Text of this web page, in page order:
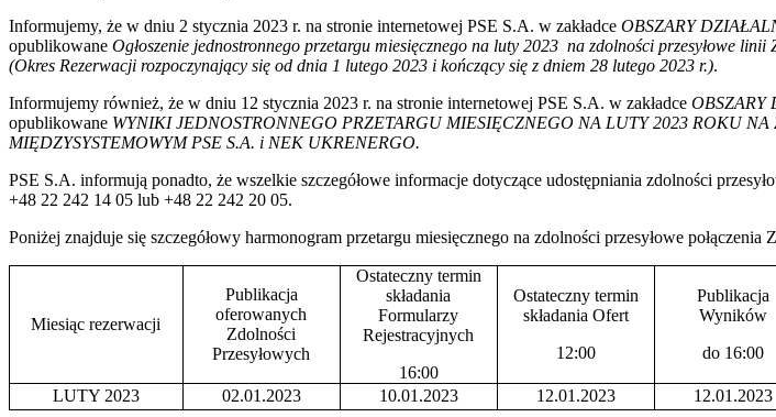
Informujemy, że w dniu 2 stycznia 2023 r. na stronie internetowej PSE S.A. w zakładce OBSZARY
opublikowane Ogłoszenie jednostronnego przetargu miesięcznego na luty 2023 na zdolności przesyłowe
(Okres Rezerwacji rozpoczynający się od dnia 1 lutego 2023 i kończący się z dniem 28 lutego 2023 r.).
Informujemy również, że w dniu 12 stycznia 2023 r. na stronie internetowej PSE S.A. w zakładce OBSZARY
opublikowane WYNIKI JEDNOSTRONNEGO PRZETARGU MIESIĘCZNEGO NA LUTY 2023 ROKU
MIĘDZYSYSTEMOWYM PSE S.A. i NEK UKRENERGO.
PSE S.A. informują ponadto, że wszelkie szczegółowe informacje dotyczące udostępniania zdolności
+48 22 242 14 05 lub +48 22 242 20 05.
Poniżej znajduje się szczegółowy harmonogram przetargu miesięcznego na zdolności przesyłowe
Miesiąc rezerwacji
Publikacja
oferowanych
Zdolności
Przesyłowych
Ostateczny termin
składania
Formularzy
Rejestracyjnych
16:00
Ostateczny termin
składania Ofert
12:00
Publikacja
Wyników
do 16:00
LUTY 2023 02.01.2023 10.01.2023 12.01.2023 12.01.2023